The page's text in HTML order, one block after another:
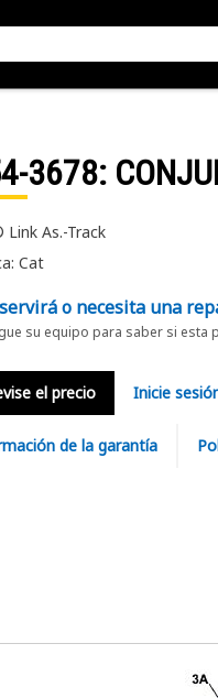
3678:
As.-Track
Cat
o necesita una
su equipo para saber si esta
el precio Inicie
de la garantía